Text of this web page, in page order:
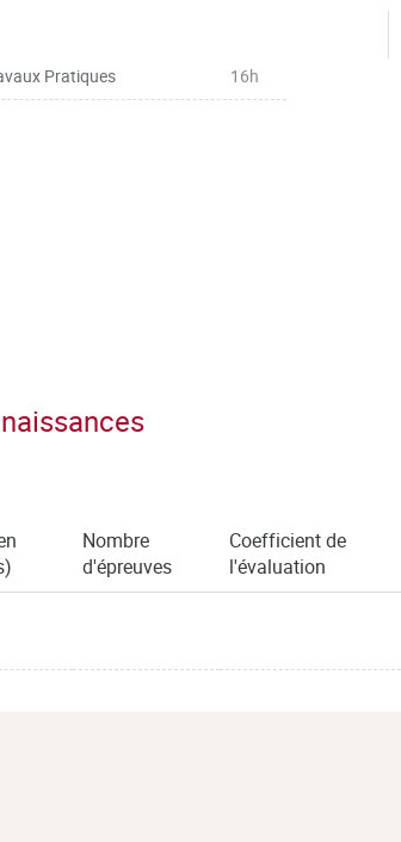
Pratiques 16h
Nombre
d'épreuves
Coefficient de
l'évaluation